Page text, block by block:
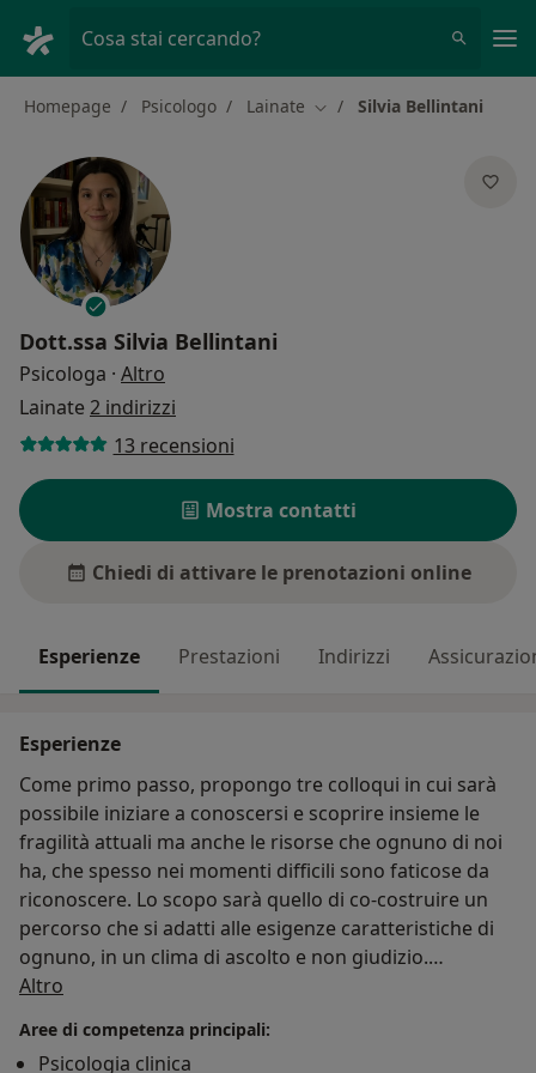
Cosa stai cercando?
Homepage Psicologo Lainate Cambia città
Silvia Bellintani
Dott.ssa Silvia Bellintani
Psicologa · Altro
Lainate 2 indirizzi
13 recensioni
Mostra contatti
Chiedi di attivare le prenotazioni online
Esperienze Prestazioni Indirizzi
Esperienze
Come primo passo, propongo tre colloqui in cui sarà
possibile iniziare a conoscersi e scoprire insieme le
fragilità attuali ma anche le risorse che ognuno di noi
ha, che spesso nei momenti difficili sono faticose da
riconoscere. Lo scopo sarà quello di co-costruire un
percorso che si adatti alle esigenze caratteristiche di
ognuno, in un clima di ascolto e non giudizio.
Dopo aver sostenuto l'Esame di Stato, ho iniziato a
Altro
Aree di competenza principali:
Psicologia clinica